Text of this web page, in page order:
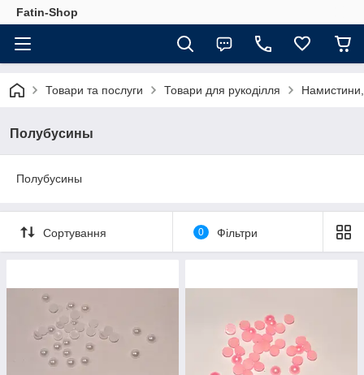
Fatin-Shop
Товари та послуги Товари для рукоділля
Полубусины
Полубусины
Сортування 0 Фільтри